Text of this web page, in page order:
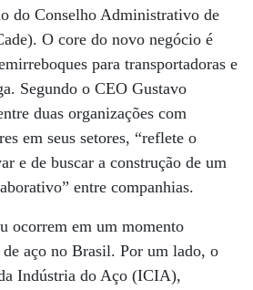
do Conselho Administrativo de
O core do novo negócio é
para transportadoras e
Segundo o CEO Gustavo
duas organizações com
em seus setores, “reflete o
e de buscar a construção de um
entre companhias.
ocorrem em um momento
aço no Brasil. Por um lado, o
Indústria do Aço (ICIA),